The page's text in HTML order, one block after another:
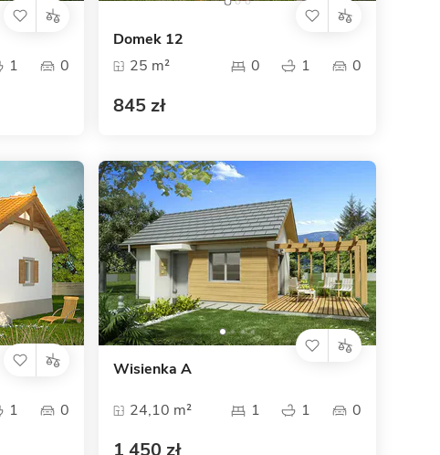
1 0
Domek 12
25 m²
0 1 0
845 zł
1 0
Wisienka A
24,10 m² 1 1 0
1 450 zł